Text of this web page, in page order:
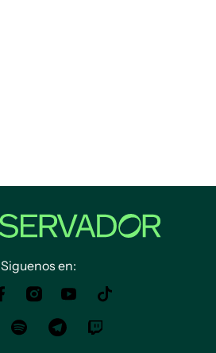
Siguenos en: